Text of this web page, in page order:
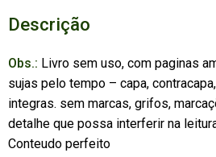
Descrição
Obs.: Livro sem uso, com paginas
sujas pelo tempo – capa,
integras. sem marcas, grifos,
detalhe que possa interferir na
Conteudo perfeito